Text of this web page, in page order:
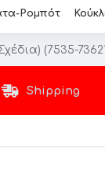
Ρομπότ
(7535-
Shipping